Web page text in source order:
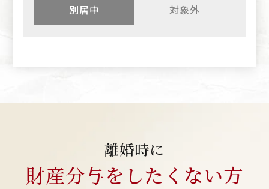
別居中
対象外
離婚時に
財産分与を したくない方